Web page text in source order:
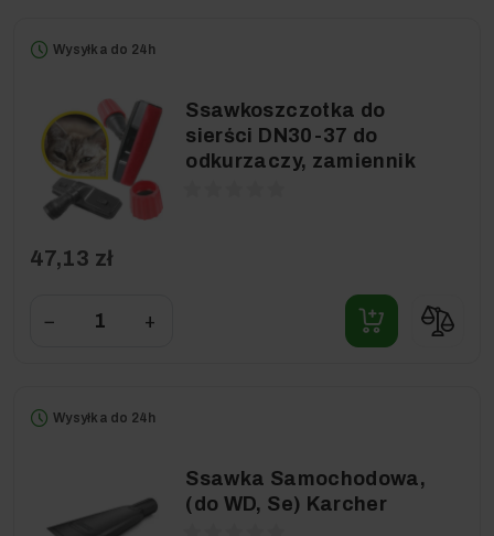
Wysyłka do 24h
Ssawkoszczotka do
sierści DN30-37 do
odkurzaczy, zamiennik
47,13 zł
− +
Wysyłka do 24h
Ssawka Samochodowa,
(do WD, Se) Karcher